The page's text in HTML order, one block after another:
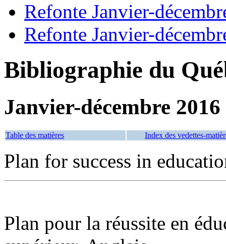
Refonte Janvier-
Refonte Janvier-
Bibliographie du
Janvier-décembre 2016
Table des matières Index des vedettes-
Plan for success in
Plan pour la réussite en